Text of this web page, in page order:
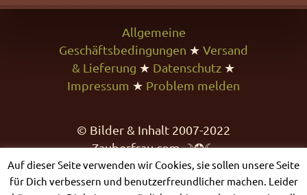
Allgemeine
Geschäftsbedingungen ★ Versand
& Lieferung ★ Datenschutz ★
Impressum ★ Problem melden
© Bilder & Inhalt 2007-2022
Zauberfrau.com ☽✪☾
Auf dieser Seite verwenden wir Cookies, sie sollen unsere Seite
für Dich verbessern und benutzerfreundlicher machen. Leider